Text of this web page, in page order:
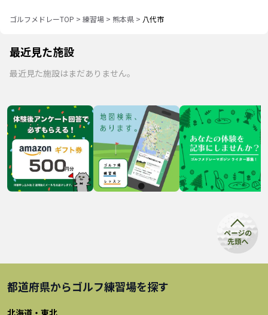
ゴルフメドレーTOP > 練習場 > 熊本県 > 八代市
最近見た施設
最近見た施設はまだありません。
都道府県からゴルフ練習場を探す